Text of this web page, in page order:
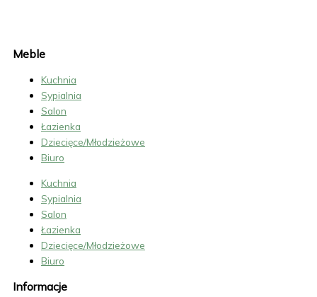
Meble
Kuchnia
Sypialnia
Salon
Łazienka
Dziecięce/Młodzieżowe
Biuro
Kuchnia
Sypialnia
Salon
Łazienka
Dziecięce/Młodzieżowe
Biuro
Informacje